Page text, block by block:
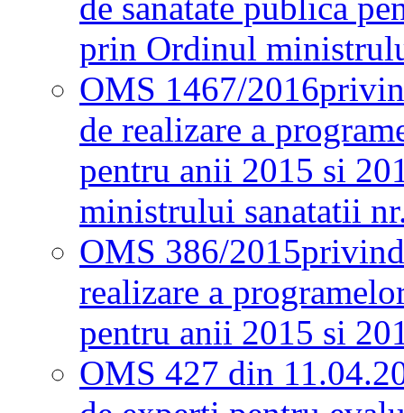
prin Ordinul
OMS 1467/2016
de realizare a
pentru anii 2015 si
ministrului sanatatii
OMS 386/2015
realizare a
pentru anii 2015 si
OMS 427 din